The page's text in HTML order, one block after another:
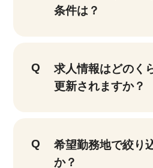
条件は？
求人情報はどのく
更新されますか？
希望勤務地で絞り
か？